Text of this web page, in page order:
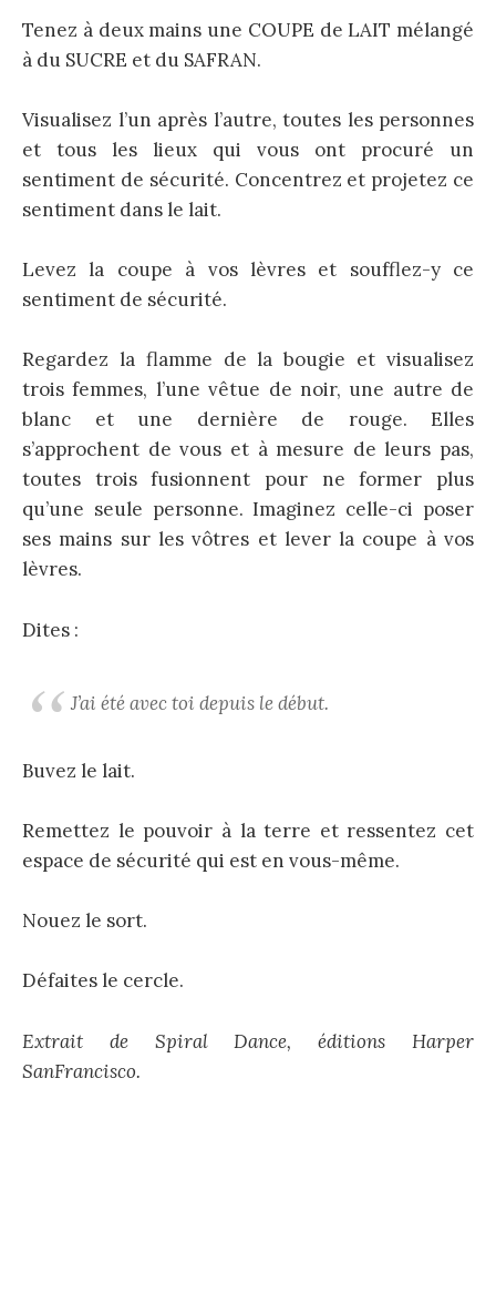
Tenez à deux mains une COUPE de LAIT mélangé
à du SUCRE et du SAFRAN.
Visualisez l’un après l’autre, toutes les personnes
et tous les lieux qui vous ont procuré un
sentiment de sécurité. Concentrez et projetez ce
sentiment dans le lait.
Levez la coupe à vos lèvres et soufflez-y ce
sentiment de sécurité.
Regardez la flamme de la bougie et visualisez
trois femmes, l’une vêtue de noir, une autre de
blanc et une dernière de rouge. Elles
s’approchent de vous et à mesure de leurs pas,
toutes trois fusionnent pour ne former plus
qu’une seule personne. Imaginez celle-ci poser
ses mains sur les vôtres et lever la coupe à vos
lèvres.
Dites :
J’ai été avec toi depuis le début.
Buvez le lait.
Remettez le pouvoir à la terre et ressentez cet
espace de sécurité qui est en vous-même.
Nouez le sort.
Défaites le cercle.
Extrait de Spiral Dance, éditions Harper
SanFrancisco.